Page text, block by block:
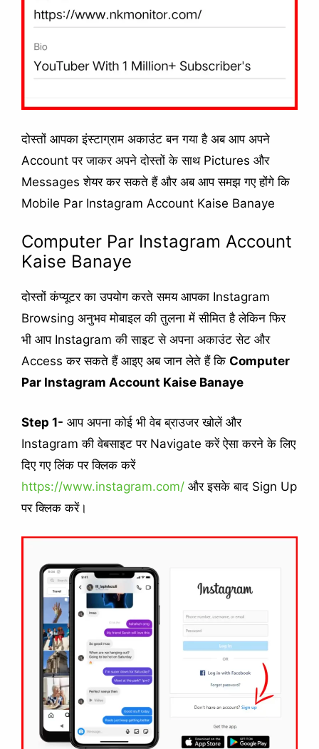
दोस्तों आपका इंस्टाग्राम अकाउंट बन गया है अब आप अपने
Account पर जाकर अपने दोस्तों के साथ Pictures और
Messages शेयर कर सकते हैं और अब आप समझ गए होंगे कि
Mobile Par Instagram Account Kaise Banaye
Computer Par Instagram Account
Kaise Banaye
दोस्तों कंप्यूटर का उपयोग करते समय आपका Instagram
Browsing अनुभव मोबाइल की तुलना में सीमित है लेकिन फिर
भी आप Instagram की साइट से अपना अकाउंट सेट और
Access कर सकते हैं आइए अब जान लेते हैं कि Computer
Par Instagram Account Kaise Banaye
Step 1- आप अपना कोई भी वेब ब्राउजर खोलें और
Instagram की वेबसाइट पर Navigate करें ऐसा करने के लिए
दिए गए लिंक पर क्लिक करें
https://www.instagram.com/ और इसके बाद Sign Up
पर क्लिक करें।